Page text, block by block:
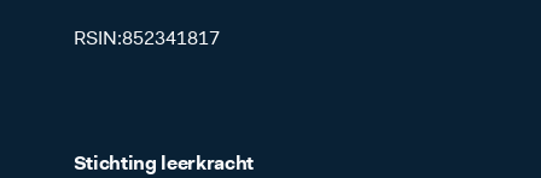
RSIN:852341817
Stichting leerkracht